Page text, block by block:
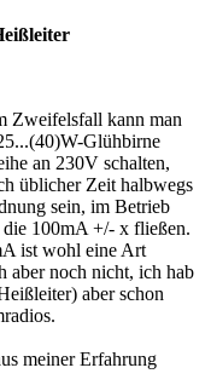
Zweifelsfall kann man
Glühbirne
an 230V schalten,
üblicher Zeit halbwegs
sein, im Betrieb
100mA +/- x fließen.
ist wohl eine Art
aber noch nicht, ich hab
aber schon
meiner Erfahrung